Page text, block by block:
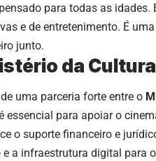
para todas as
e de entretenimento. É
junto.
da Cultura
uma parceria forte entre o
essencial para apoiar o
o suporte financeiro e
a infraestrutura digital para